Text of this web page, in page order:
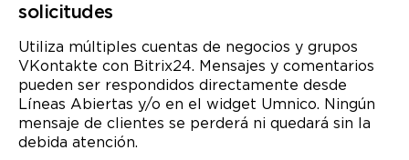
solicitudes
Utiliza múltiples cuentas de negocios y grupos
VKontakte con Bitrix24. Mensajes y comentarios
pueden ser respondidos directamente desde
Líneas Abiertas y/o en el widget Umnico. Ningún
mensaje de clientes se perderá ni quedará sin la
debida atención.